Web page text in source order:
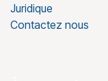
Juridique
Contactez nous